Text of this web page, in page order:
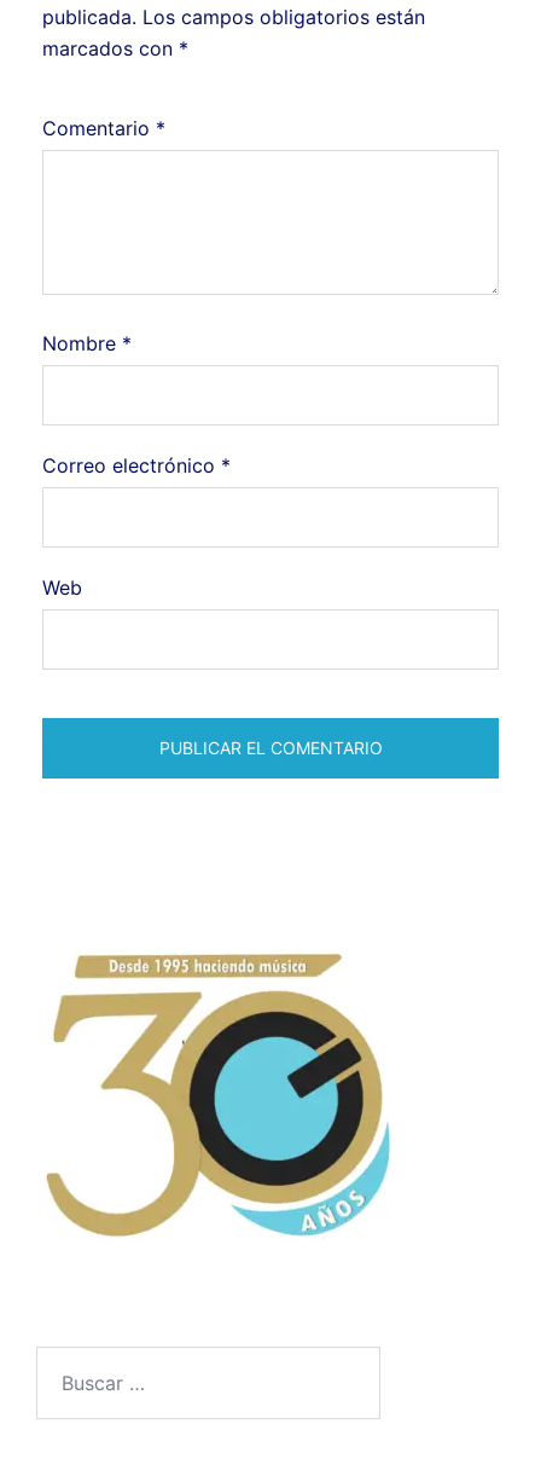
publicada. Los campos obligatorios están
marcados con *
Comentario *
Nombre *
Correo electrónico *
Web